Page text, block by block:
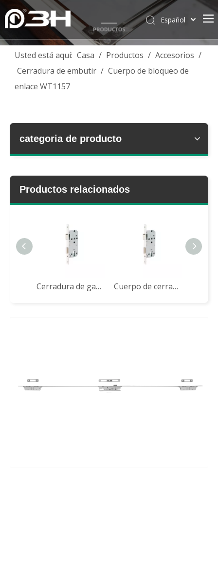
Español
简体中文
Français
Usted está aquí: Casa / Productos / Accesorios /
Cerradura de embutir / Cuerpo de bloqueo de
enlace WT1157
categoria de producto
Productos relacionados
Cerradura de gancho para puerta de embutir 勾锁体 Cuerpo de cerradura de puerta con pestillo de rodillo